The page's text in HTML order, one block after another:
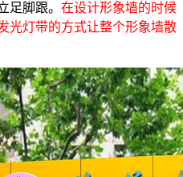
足脚跟。 在设计形象墙的时候
光灯带的方式让整个形象墙散